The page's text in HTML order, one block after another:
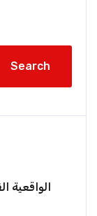
Search
الواقعية